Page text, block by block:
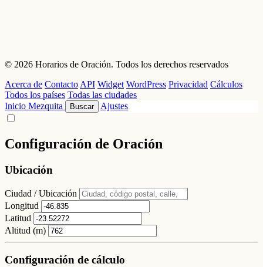
© 2026 Horarios de Oración. Todos los derechos reservados
Acerca de Contacto API Widget WordPress Privacidad Cálculos
Todos los países Todas las ciudades
Inicio Mezquita Buscar Ajustes
Configuración de Oración
Ubicación
Ciudad / Ubicación
Longitud
Latitud
Altitud (m)
Configuración de cálculo